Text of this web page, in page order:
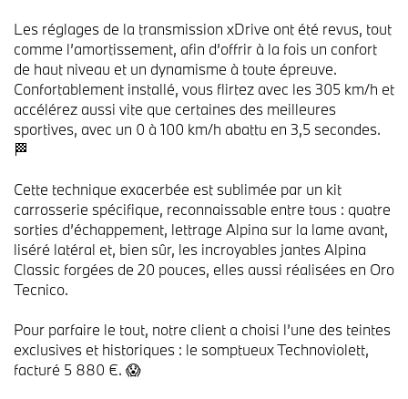
Les réglages de la transmission xDrive ont été revus, tout
comme l’amortissement, afin d’offrir à la fois un confort
de haut niveau et un dynamisme à toute épreuve.
Confortablement installé, vous flirtez avec les 305 km/h et
accélérez aussi vite que certaines des meilleures
sportives, avec un 0 à 100 km/h abattu en 3,5 secondes.
🏁
Cette technique exacerbée est sublimée par un kit
carrosserie spécifique, reconnaissable entre tous : quatre
sorties d’échappement, lettrage Alpina sur la lame avant,
liséré latéral et, bien sûr, les incroyables jantes Alpina
Classic forgées de 20 pouces, elles aussi réalisées en Oro
Tecnico.
Pour parfaire le tout, notre client a choisi l’une des teintes
exclusives et historiques : le somptueux Technoviolett,
facturé 5 880 €. 😱